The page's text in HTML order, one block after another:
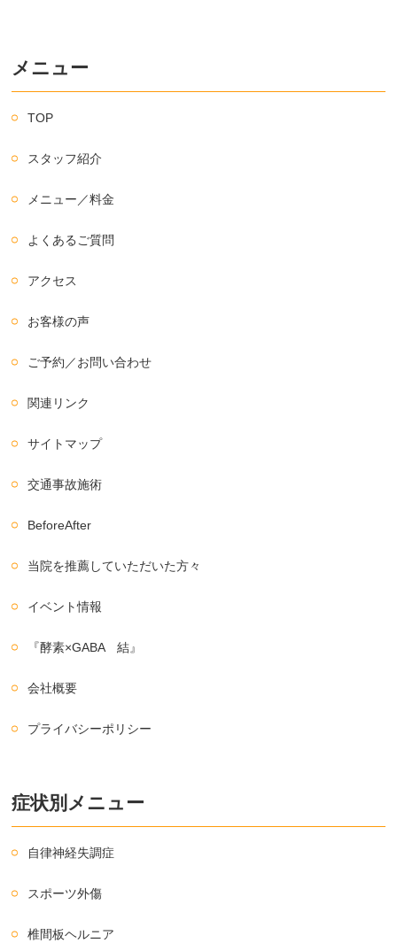
メニュー
TOP
スタッフ紹介
メニュー／料金
よくあるご質問
アクセス
お客様の声
ご予約／お問い合わせ
関連リンク
サイトマップ
交通事故施術
BeforeAfter
当院を推薦していただいた方々
イベント情報
『酵素×GABA 結』
会社概要
プライバシーポリシー
症状別メニュー
自律神経失調症
スポーツ外傷
椎間板ヘルニア